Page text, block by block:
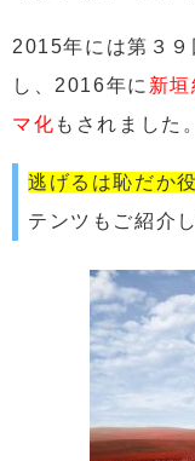
2015年には第３
し、2016年に 新
マ化 もされました。
逃げるは恥だか
テンツもご紹介